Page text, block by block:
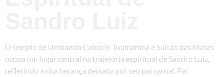
O templo de Umbanda Caboclo Tupinambá e Sultão das Matas
ocupa um lugar central na trajetória espiritual de Sandro Luiz,
refletindo a rica herança deixada por seu pai carnal, Pai